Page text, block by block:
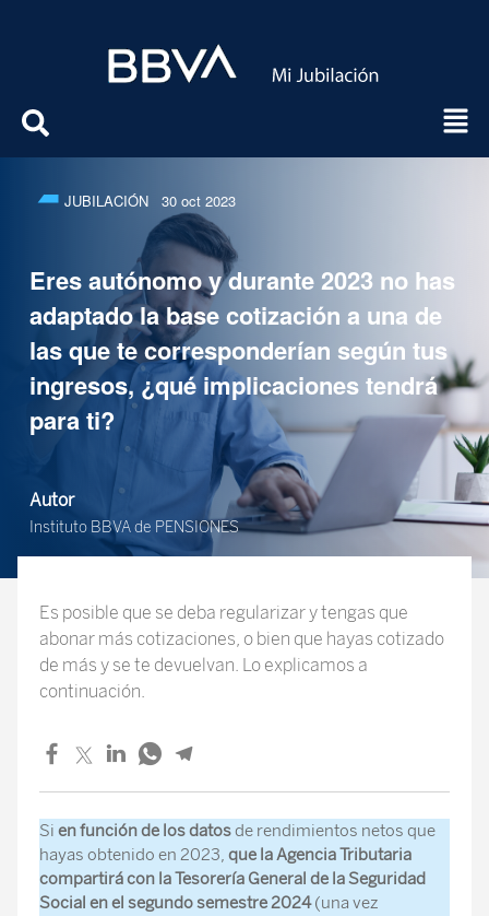
JUBILACIÓN30 oct 2023
Eres autónomo y durante 2023 no has
adaptado la base cotización a una de
las que te corresponderían según tus
ingresos, ¿qué implicaciones tendrá
para ti?
Autor
Instituto BBVA de PENSIONES
Es posible que se deba regularizar y tengas que
abonar más cotizaciones, o bien que hayas cotizado
de más y se te devuelvan. Lo explicamos a
continuación.
Si en función de los datosde rendimientos netos que
hayas obtenido en 2023, que la Agencia Tributaria
compartirá con la Tesorería General de la Seguridad
Social en el segundo semestre 2024(una vez